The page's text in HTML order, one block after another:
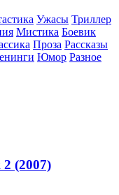
Ужасы Триллер
Мистика Боевик
Проза Рассказы
Юмор Разное
(2007)